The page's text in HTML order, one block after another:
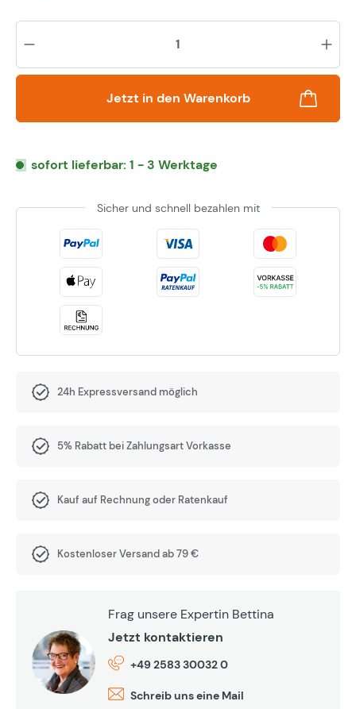
Jetzt in den Warenkorb
sofort lieferbar: 1 - 3 Werktage
Sicher und schnell bezahlen mit
24h Expressversand möglich
5% Rabatt bei Zahlungsart Vorkasse
Kauf auf Rechnung oder Ratenkauf
Kostenloser Versand ab 79 €
Frag unsere Expertin Bettina
Jetzt kontaktieren
+49 2583 30032 0
Schreib uns eine Mail